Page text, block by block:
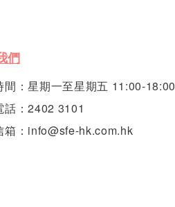
們
間：星期一至星期五 11:00-18:00
話：2402 3101
箱：info@sfe-hk.com.hk